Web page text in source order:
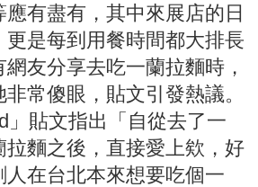
有盡有，其中來展店的日
是每到用餐時間都大排長
友分享去吃一蘭拉麵時，
常傻眼，貼文引發熱議。
」貼文指出「自從去了一
拉麵之後，直接愛上欸，好
人在台北本來想要吃個一